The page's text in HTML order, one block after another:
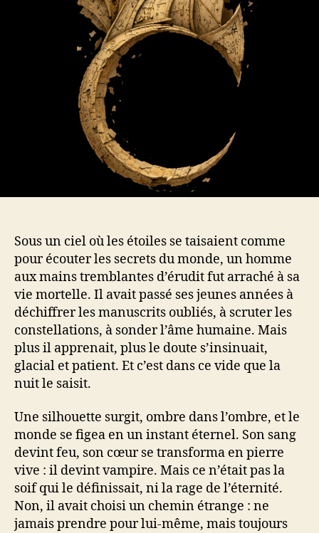
Sous un ciel où les étoiles se taisaient comme
pour écouter les secrets du monde, un homme
aux mains tremblantes d’érudit fut arraché à sa
vie mortelle. Il avait passé ses jeunes années à
déchiffrer les manuscrits oubliés, à scruter les
constellations, à sonder l’âme humaine. Mais
plus il apprenait, plus le doute s’insinuait,
glacial et patient. Et c’est dans ce vide que la
nuit le saisit.
Une silhouette surgit, ombre dans l’ombre, et le
monde se figea en un instant éternel. Son sang
devint feu, son cœur se transforma en pierre
vive : il devint vampire. Mais ce n’était pas la
soif qui le définissait, ni la rage de l’éternité.
Non, il avait choisi un chemin étrange : ne
jamais prendre pour lui-même, mais toujours